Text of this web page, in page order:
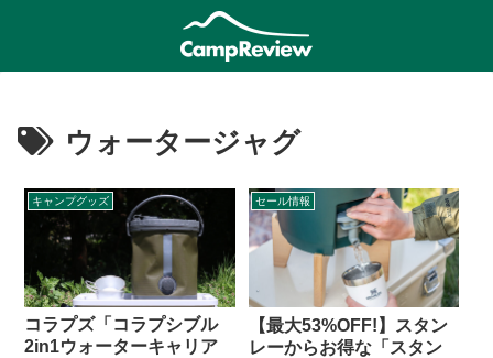
ウォータージャグ
キャンプグッズ
コラプズ「コラプシブル
2in1ウォーターキャリア
セール情報
【最大53%OFF!】スタン
レーからお得な「スタン